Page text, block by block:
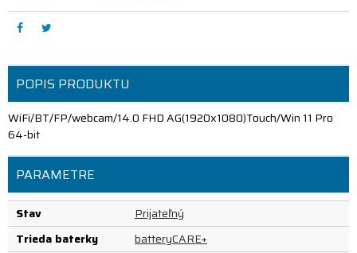
POPIS PRODUKTU
WiFi/BT/FP/webcam/14.0 FHD AG(1920x1080)Touch/Win 11 Pro
64-bit
PARAMETRE
Stav
Prijateľný
Trieda baterky
batteryCARE+